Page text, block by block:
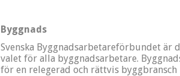
Byggnads
Svenska Byggnadsarbetareförbundet är
valet för alla byggnadsarbetare.
för en relegerad och rättvis